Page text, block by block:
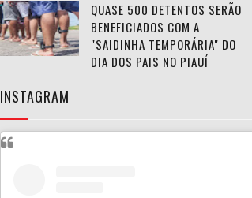
QUASE 500 DETENTOS SERÃO
BENEFICIADOS COM A
"SAIDINHA TEMPORÁRIA" DO
DIA DOS PAIS NO PIAUÍ
INSTAGRAM